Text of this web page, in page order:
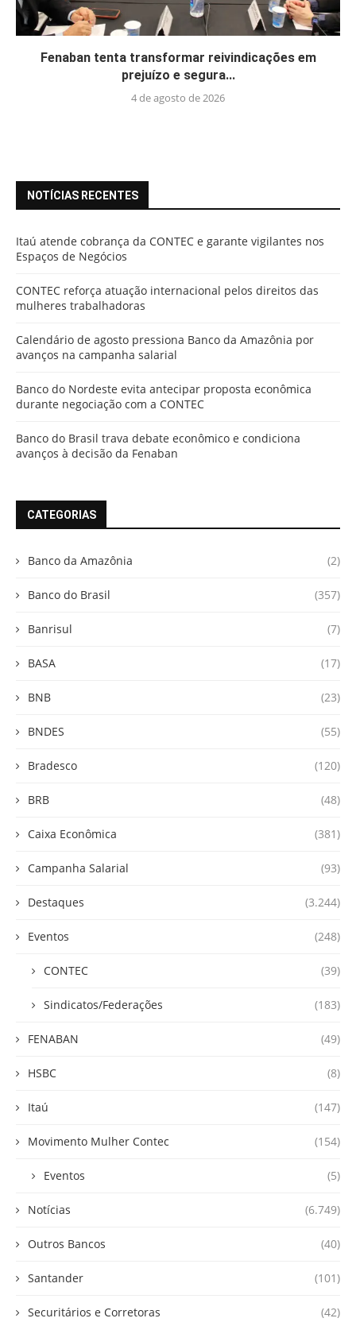
Fenaban tenta transformar reivindicações em
prejuízo e segura...
4 de agosto de 2026
NOTÍCIAS RECENTES
Itaú atende cobrança da CONTEC e garante vigilantes nos
Espaços de Negócios
CONTEC reforça atuação internacional pelos direitos das
mulheres trabalhadoras
Calendário de agosto pressiona Banco da Amazônia por
avanços na campanha salarial
Banco do Nordeste evita antecipar proposta econômica
durante negociação com a CONTEC
Banco do Brasil trava debate econômico e condiciona
avanços à decisão da Fenaban
CATEGORIAS
Banco da Amazônia (2)
Banco do Brasil (357)
Banrisul (7)
BASA (17)
BNB (23)
BNDES (55)
Bradesco (120)
BRB (48)
Caixa Econômica (381)
Campanha Salarial (93)
Destaques (3.244)
Eventos (248)
CONTEC (39)
Sindicatos/Federações (183)
FENABAN (49)
HSBC (8)
Itaú (147)
Movimento Mulher Contec (154)
Eventos (5)
Notícias (6.749)
Outros Bancos (40)
Santander (101)
Securitários e Corretoras (42)